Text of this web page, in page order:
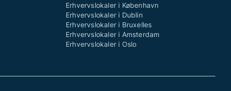
Erhvervslokaler i København
Erhvervslokaler i Dublin
Erhvervslokaler i Bruxelles
Erhvervslokaler i Amsterdam
Erhvervslokaler i Oslo